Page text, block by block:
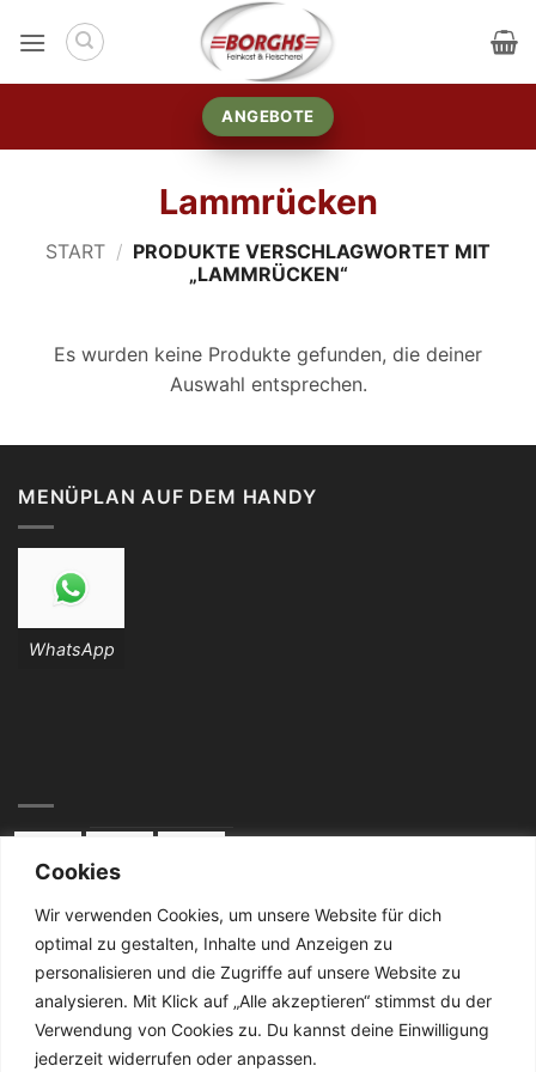
Cookies
Wir verwenden Cookies, um unsere Website für dich
optimal zu gestalten, Inhalte und Anzeigen zu
personalisieren und die Zugriffe auf unsere Website zu
analysieren. Mit Klick auf „Alle akzeptieren“ stimmst du der
Verwendung von Cookies zu. Du kannst deine Einwilligung
jederzeit widerrufen oder anpassen.
Inhalt
ANGEBOTE
Lammrücken
START / PRODUKTE VERSCHLAGWORTET MIT
„LAMMRÜCKEN“
Es wurden keine Produkte gefunden, die deiner
Auswahl entsprechen.
MENÜPLAN AUF DEM HANDY
WhatsApp
KONTAKT:
Telefon: 02834 / 2024